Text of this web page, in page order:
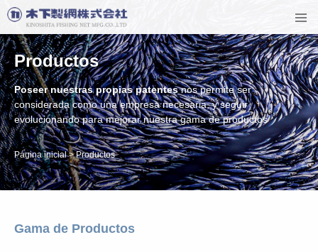
Productos
Poseer nuestras propias patentesnos permite ser
considerada como una empresa necesaria,y seguir
evolucionando para mejorar nuestra gama de productos
Página inicial>Productos
Gama de Productos